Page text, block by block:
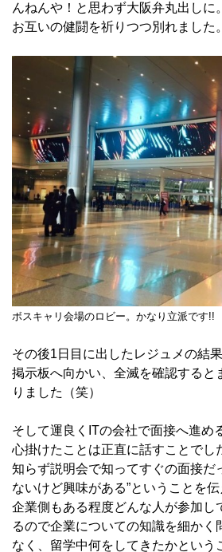
んねんや！と思わず大阪弁丸出しに
お互いの健闘を祈りつつ別れました。
ボスキャリ会場のロビー。かなり立派です!!
その後1日目に出したレジュメの結
掲示板へ向かい、全滅を確認すると
りました（笑）
そして運良くITの会社で面接へ進め
心掛けたことは正直に話すことでし
知らず説明会で知ってすぐの面接だ
ないけど興味がある”ということを伝
企業側もある程度どんな人が参加し
るので企業についての知識を細かく
なく、留学中何をしてきたかという